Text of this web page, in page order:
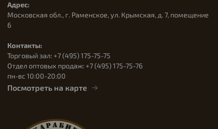
Адрес:
Московская обл., г. Раменское, ул. Крымская, д. 7, помещение
6
Контакты:
Торговый зал: +7 (495) 175-75-75
Отдел оптовых продаж: +7 (495) 175-75-76
пн-вс 10:00-20:00
Посмотреть на карте